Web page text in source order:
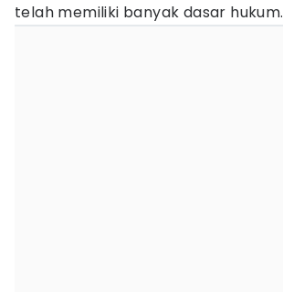
telah memiliki banyak dasar hukum.